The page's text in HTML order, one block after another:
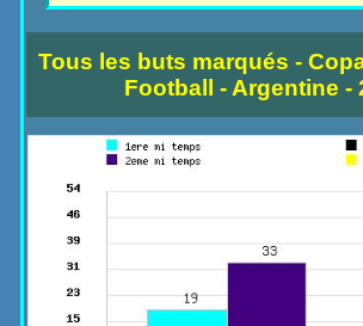
Tous les buts marqués -
Football - Argentine -